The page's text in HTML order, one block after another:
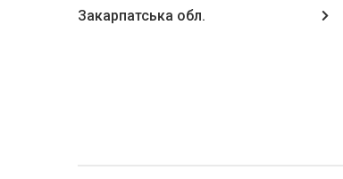
Закарпатська обл.